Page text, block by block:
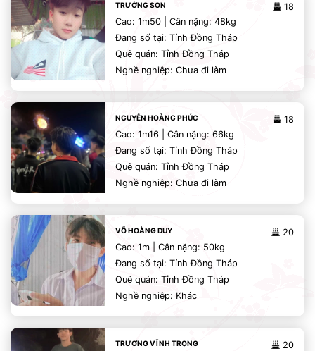
18
TRƯỜNG SƠN
Cao: 1m50 | Cân nặng: 48kg
Đang số tại: Tỉnh Đồng Tháp
Quê quán: Tỉnh Đồng Tháp
Nghề nghiệp: Chưa đi làm
18
NGUYỄN HOÀNG PHÚC
Cao: 1m16 | Cân nặng: 66kg
Đang số tại: Tỉnh Đồng Tháp
Quê quán: Tỉnh Đồng Tháp
Nghề nghiệp: Chưa đi làm
20
VÕ HOÀNG DUY
Cao: 1m | Cân nặng: 50kg
Đang số tại: Tỉnh Đồng Tháp
Quê quán: Tỉnh Đồng Tháp
Nghề nghiệp: Khác
20
TRƯƠNG VĨNH TRỌNG